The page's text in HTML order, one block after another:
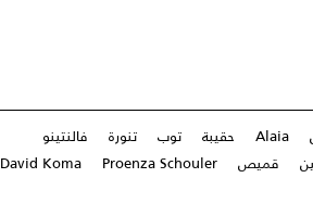
Alaia حقيبة توب تنورة
فالنتينو
قميص Proenza Schouler
David Koma